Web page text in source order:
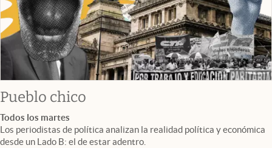
Pueblo chico
Todos los martes
Los periodistas de política analizan la realidad política y económica
desde un Lado B: el de estar adentro.